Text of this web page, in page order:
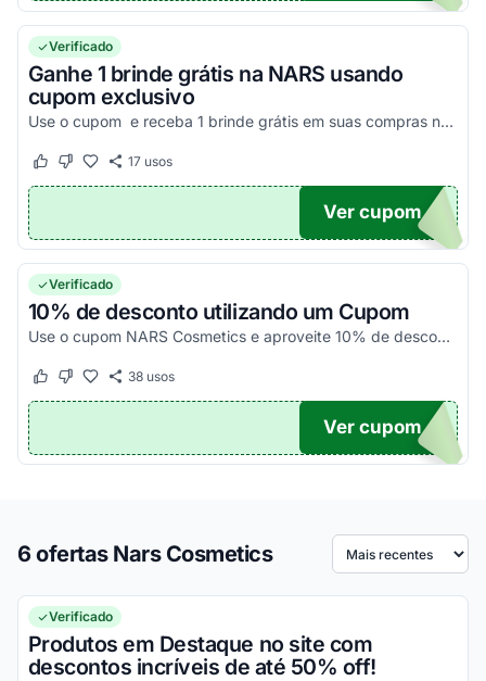
Verificado
Ganhe 1 brinde grátis na NARS usando
cupom exclusivo
Use o cupom e receba 1 brinde grátis em suas compras no site oficial da marca.
Este cupom funcionou
Este cupom não funcionou
17usos
ARS
Ver cupom
Verificado
10% de desconto utilizando um Cupom
Use o cupom NARS Cosmetics e aproveite 10% de desconto imediato em suas compras online.
Este cupom funcionou
Este cupom não funcionou
38usos
LD
Ver cupom
6 ofertas Nars Cosmetics Ordenar por
Verificado
Produtos em Destaque no site com
descontos incríveis de até 50% off!